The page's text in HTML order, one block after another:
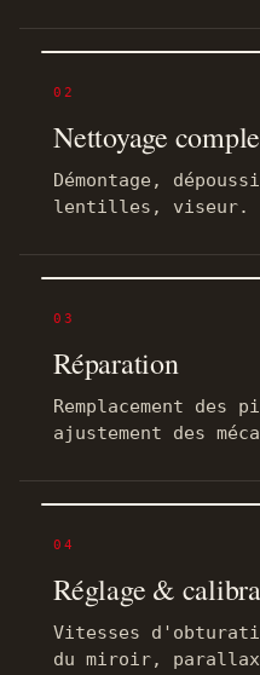
02
Nettoyage
Démontage,
lentilles, viseur.
03
Réparation
Remplacement des
ajustement des
04
Réglage &
Vitesses
du miroir,